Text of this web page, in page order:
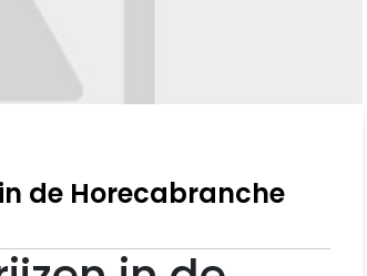
de Horecabranche